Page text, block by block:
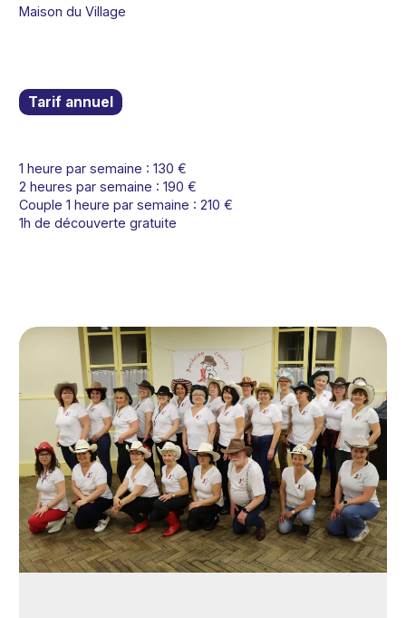
Maison du Village
Tarif annuel
1 heure par semaine : 130 €
2 heures par semaine : 190 €
Couple 1 heure par semaine : 210 €
1h de découverte gratuite